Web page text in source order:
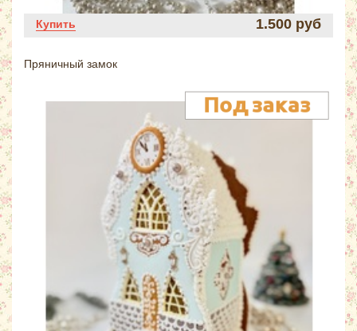
Купить 1.500 руб
Пряничный замок